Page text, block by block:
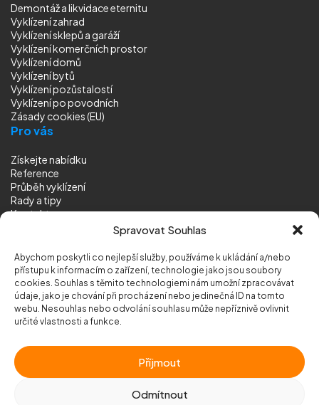
Spravovat Souhlas
Abychom poskytli co nejlepší služby, používáme k ukládání a/nebo
přístupu k informacím o zařízení, technologie jako jsou soubory
cookies. Souhlas s těmito technologiemi nám umožní zpracovávat
údaje, jako je chování při procházení nebo jedinečná ID na tomto
webu. Nesouhlas nebo odvolání souhlasu může nepříznivě ovlivnit
určité vlastnosti a funkce.
Příjmout
Odmítnout
Demontáž a likvidace eternitu
Vyklízení zahrad
Vyklízení sklepů a garáží
Vyklízení komerčních prostor
Vyklízení domů
Vyklízení bytů
Vyklízení pozůstalostí
Vyklízenípo povodních
Zásady cookies (EU)
Pro vás
Získejte nabídku
Reference
Průběh vyklízení
Rady a tipy
Kontakt
© 2026 Vyklizeni.cz (mapa stránek)
Chráněno služboureCAPTCHA